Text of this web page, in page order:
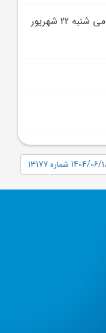
شماره آينده روزنامه جمهوری اسلامی شنبه 22 شهريور